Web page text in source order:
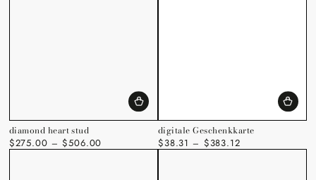
diamond heart stud
Regulärer
$275.00 $506.00
digitale Geschenkkarte
Regulärer
$38.31 $383.12